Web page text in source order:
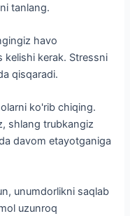
tanlang.
havo
kerak. Stressni
qisqaradi.
ko'rib chiqing.
shlang trubkangiz
davom etayotganiga
unumdorlikni saqlab
uzunroq